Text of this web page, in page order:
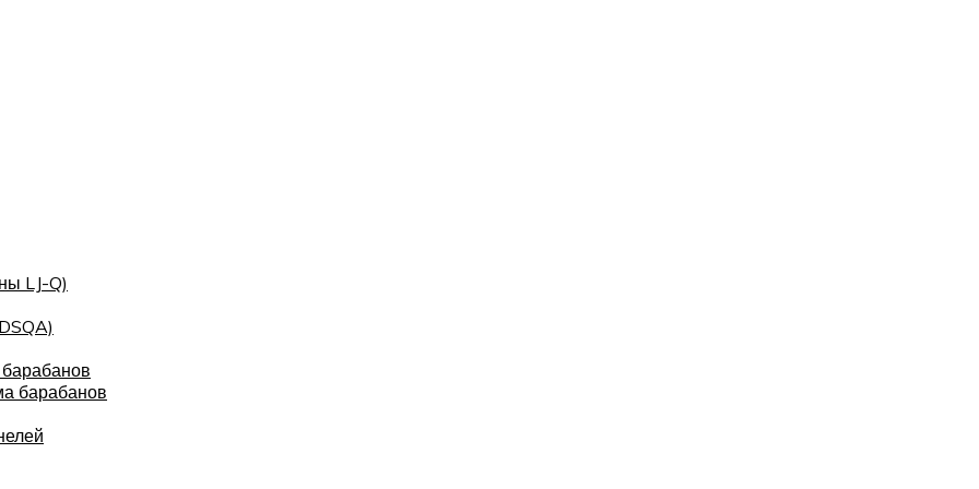
LJ-Q)
барабанов